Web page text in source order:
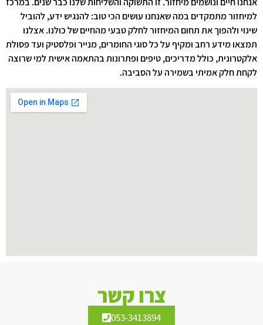
למיחזור מתמקדים במה שאנחנו עושים הכי טוב: להנגיש ידע, להוביל
שינוי ולהפוך את תחום המיחזור לחלק טבעי מהחיים של כולנו. אצלנו
תמצאו מידע רחב ומקיף על כל סוגי החומרים, מנייר ופלסטיק ועד פסולת
אלקטרונית, כולל מדריכים, טיפים ופתרונות בהתאמה אישית למי שרוצה
לקחת חלק אמיתי בשמירה על הסביבה.
צרו קשר
053-3413894